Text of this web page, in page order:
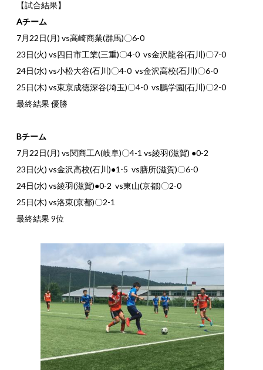
【試合結果】
Aチーム
7月22日(月) vs高崎商業(群馬)〇6-0
23日(火) vs四日市工業(三重)〇4-0 vs金沢龍谷(石川)〇7-0
24日(水) vs小松大谷(石川)〇4-0 vs金沢高校(石川)〇6-0
25日(木) vs東京成徳深谷(埼玉)〇4-0 vs鵬学園(石川)〇2-0
最終結果 優勝
Bチーム
7月22日(月) vs関商工A(岐阜)〇4-1 vs綾羽(滋賀) ●0-2
23日(火) vs金沢高校(石川)●1-5 vs膳所(滋賀)〇6-0
24日(水) vs綾羽(滋賀)●0-2 vs東山(京都)〇2-0
25日(木) vs洛東(京都)〇2-1
最終結果 9位